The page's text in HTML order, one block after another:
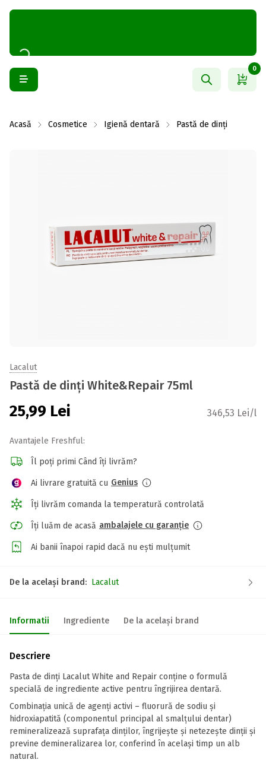
0
Acasă Cosmetice Igienă dentară Pastă de dinți
Lacalut
Pastă de dinți White&Repair 75ml
25,99 Lei 346,53 Lei/l
Avantajele Freshful:
Îl poți primi Când îți livrăm?
Ai livrare gratuită cu Genius
Îți livrăm comanda la temperatură controlată
Îți luăm de acasă ambalajele cu garanție
Ai banii înapoi rapid dacă nu ești mulțumit
De la același brand: Lacalut
Informatii Ingrediente De la același brand
Descriere
Pasta de dinți Lacalut White and Repair conține o formulă
specială de ingrediente active pentru îngrijirea dentară.
Combinația unică de agenți activi – fluorură de sodiu și
hidroxiapatită (componentul principal al smalțului dentar)
remineralizează suprafața dinților, îngrijește și netezește dinții și
previne demineralizarea lor, conferind în același timp un alb
natural.